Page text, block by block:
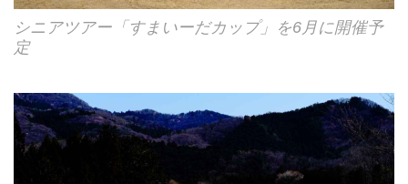
シニアツアー「すまいーだカップ」を6月に開催予
定